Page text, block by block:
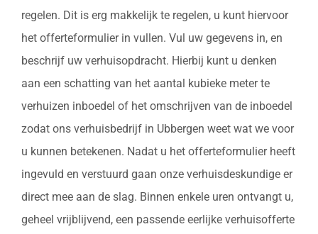
regelen. Dit is erg makkelijk te regelen, u kunt hiervoor
het offerteformulier in vullen. Vul uw gegevens in, en
beschrijf uw verhuisopdracht. Hierbij kunt u denken
aan een schatting van het aantal kubieke meter te
verhuizen inboedel of het omschrijven van de inboedel
zodat ons verhuisbedrijf in Ubbergen weet wat we voor
u kunnen betekenen. Nadat u het offerteformulier heeft
ingevuld en verstuurd gaan onze verhuisdeskundige er
direct mee aan de slag. Binnen enkele uren ontvangt u,
geheel vrijblijvend, een passende eerlijke verhuisofferte